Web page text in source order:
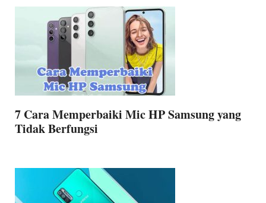
7 Cara Memperbaiki Mic HP Samsung yang
Tidak Berfungsi